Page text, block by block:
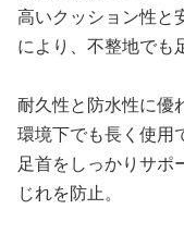
高いクッション性と
により、不整地でも
耐久性と防水性に優
環境下でも長く使用
足首をしっかりサポ
じれを防止。